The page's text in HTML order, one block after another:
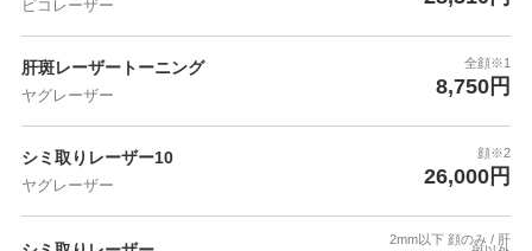
ピコレーザー
肝斑レーザートーニング
ヤグレーザー
全顔※1
8,750円
シミ取りレーザー10
ヤグレーザー
顔※2
26,000円
2mm以下 顔のみ / 肝